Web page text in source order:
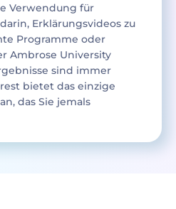
Verwendung für
Erklärungsvideos zu
Programme oder
Ambrose University
sind immer
bietet das einzige
das Sie jemals